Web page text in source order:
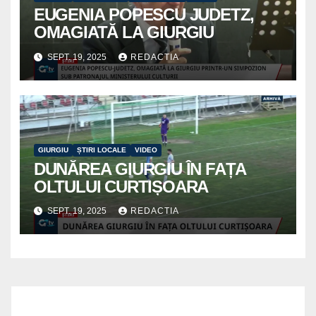
EUGENIA POPESCU JUDETZ,
OMAGIATĂ LA GIURGIU
SEPT. 19, 2025 REDACTIA
GIURGIU ȘTIRI LOCALE VIDEO
DUNĂREA GIURGIU ÎN FAȚA
OLTULUI CURTIȘOARA
SEPT. 19, 2025 REDACTIA